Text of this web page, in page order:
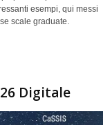
esempi, qui messi
scale graduate.
Digitale